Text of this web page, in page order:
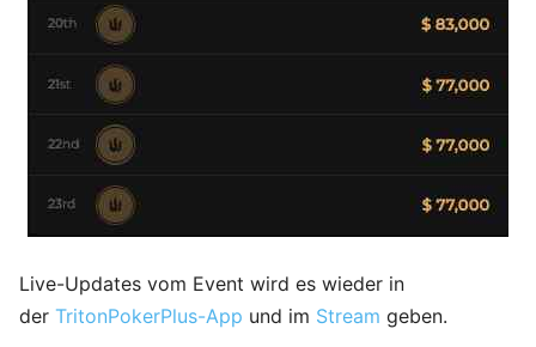
Live-Updates vom Event wird es wieder in
der TritonPokerPlus-App und im Stream geben.